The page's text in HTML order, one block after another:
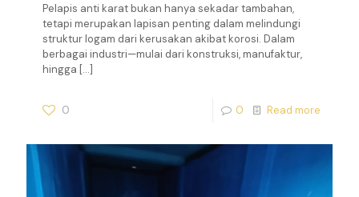
Pelapis anti karat bukan hanya sekadar tambahan,
tetapi merupakan lapisan penting dalam melindungi
struktur logam dari kerusakan akibat korosi. Dalam
berbagai industri—mulai dari konstruksi, manufaktur,
hingga […]
0 0 Read more